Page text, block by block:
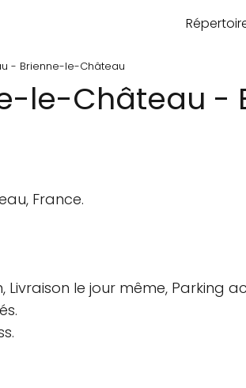
- Brienne-le-Château
le-Château -
France.
Livraison le jour même, Parking